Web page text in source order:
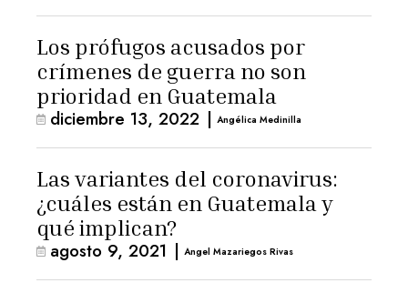
Los prófugos acusados por
crímenes de guerra no son
prioridad en Guatemala
diciembre 13, 2022 | Angélica Medinilla
Las variantes del coronavirus:
¿cuáles están en Guatemala y
qué implican?
agosto 9, 2021 | Angel Mazariegos Rivas